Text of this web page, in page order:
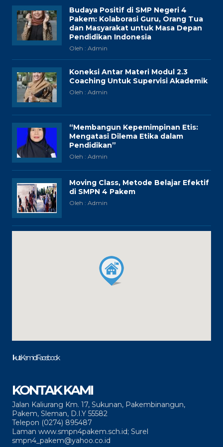
Budaya Positif di SMP Negeri 4
Pakem: Kolaborasi Guru, Orang Tua
dan Masyarakat untuk Masa Depan
Pendidikan Indonesia
Oleh : Admin
Koneksi Antar Materi Modul 2.3
Coaching Untuk Supervisi Akademik
Oleh : Admin
“Membangun Kepemimpinan Etis:
Mengatasi Dilema Etika dalam
Pendidikan”
Oleh : Admin
Moving Class, Metode Belajar Efektif
di SMPN 4 Pakem
Oleh : Admin
Ikuti Kami di Facebook
KONTAK KAMI
Jalan Kaliurang Km. 17, Sukunan, Pakembinangun,
Pakem, Sleman, D.I.Y 55582
Telepon (0274) 895487
Laman www.smpn4pakem.sch.id; Surel
smpn4_pakem@yahoo.co.id